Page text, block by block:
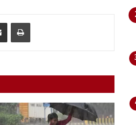
Share via Email Print